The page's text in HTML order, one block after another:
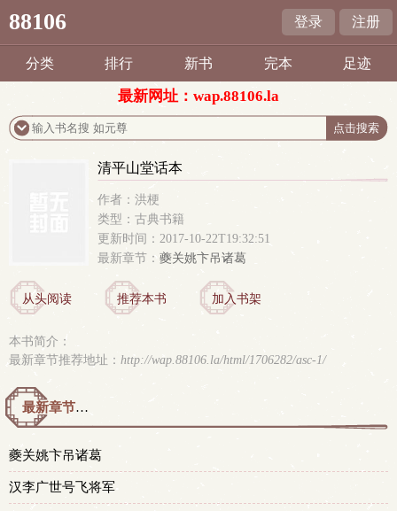
88106 登录 注册
分类 排行 新书 完本 足迹
最新网址：wap.88106.la
清平山堂话本
作者：洪梗
类型：古典书籍
更新时间：2017-10-22T19:32:51
最新章节： 夔关姚卞吊诸葛
从头阅读 推荐本书 加入书架
本书简介：
最新章节推荐地址： http://wap.88106.la/html/1706282/asc-1/
最新章节预览 更新时间：2017-10-22T19:32:51
夔关姚卞吊诸葛
汉李广世号飞将军